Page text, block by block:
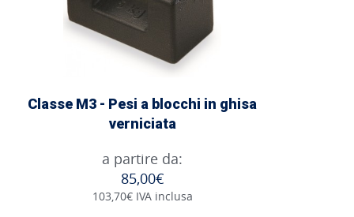
Classe M3 - Pesi a blocchi in ghisa
verniciata
a partire da:
85,00€
103,70€ IVA inclusa